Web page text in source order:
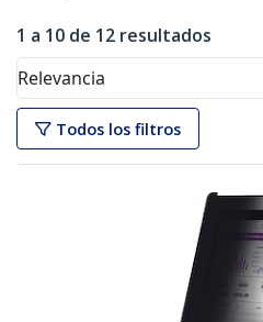
1 a 10 de 12 resultados
Relevancia
Todos los filtros